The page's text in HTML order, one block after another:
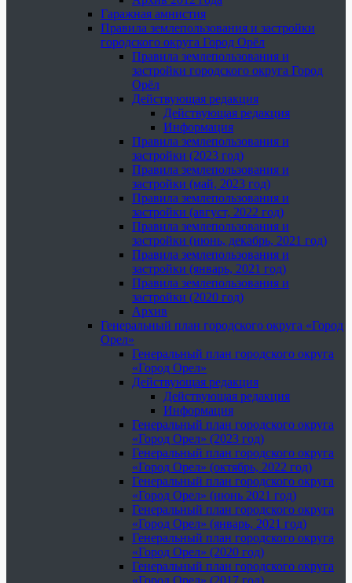
Гаражная амнистия
Правила землепользования и застройки
городского округа Город Орёл
Правила землепользования и
застройки городского округа Город
Орёл
Действующая редакция
Действующая редакция
Информация
Правила землепользования и
застройки (2023 год)
Правила землепользования и
застройки (май, 2023 год)
Правила землепользования и
застройки (август, 2022 год)
Правила землепользования и
застройки (июнь, декабрь, 2021 год)
Правила землепользования и
застройки (январь, 2021 год)
Правила землепользования и
застройки (2020 год)
Архив
Генеральный план городского округа «Город
Орел»
Генеральный план городского округа
«Город Орел»
Действующая редакция
Действующая редакция
Информация
Генеральный план городского округа
«Город Орел» (2023 год)
Генеральный план городского округа
«Город Орел» (октябрь, 2022 год)
Генеральный план городского округа
«Город Орел» (июнь 2021 год)
Генеральный план городского округа
«Город Орел» (январь, 2021 год)
Генеральный план городского округа
«Город Орел» (2020 год)
Генеральный план городского округа
«Город Орел» (2017 год)